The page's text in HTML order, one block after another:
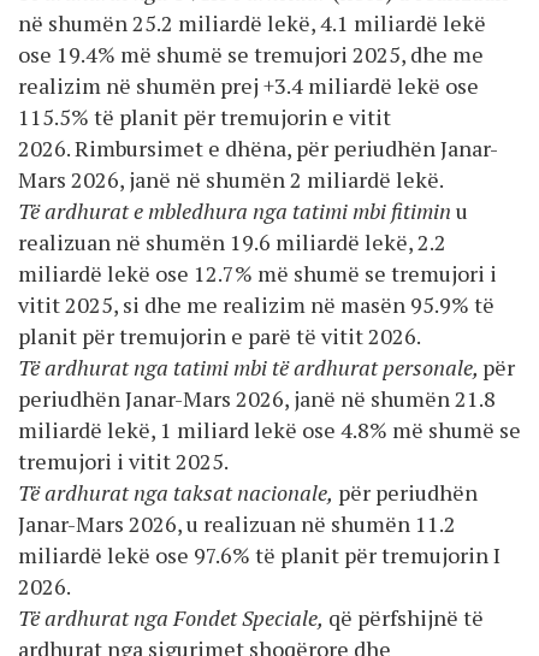
në shumën 25.2 miliardë lekë, 4.1 miliardë lekë
ose 19.4% më shumë se tremujori 2025, dhe me
realizim në shumën prej +3.4 miliardë lekë ose
115.5% të planit për tremujorin e vitit
2026. Rimbursimet e dhëna, për periudhën Janar-
Mars 2026, janë në shumën 2 miliardë lekë.
Të ardhurat e mbledhura nga tatimi mbi fitimin u
realizuan në shumën 19.6 miliardë lekë, 2.2
miliardë lekë ose 12.7% më shumë se tremujori i
vitit 2025, si dhe me realizim në masën 95.9% të
planit për tremujorin e parë të vitit 2026.
Të ardhurat nga tatimi mbi të ardhurat personale, për
periudhën Janar-Mars 2026, janë në shumën 21.8
miliardë lekë, 1 miliard lekë ose 4.8% më shumë se
tremujori i vitit 2025.
Të ardhurat nga taksat nacionale, për periudhën
Janar-Mars 2026, u realizuan në shumën 11.2
miliardë lekë ose 97.6% të planit për tremujorin I
2026.
Të ardhurat nga Fondet Speciale, që përfshijnë të
ardhurat nga sigurimet shoqërore dhe